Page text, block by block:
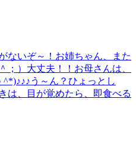
ないぞ～！お姉ちゃん、また
；）大丈夫！！お母さんは、
う～ん？ひょっとし
は、目が覚めたら、即食べる